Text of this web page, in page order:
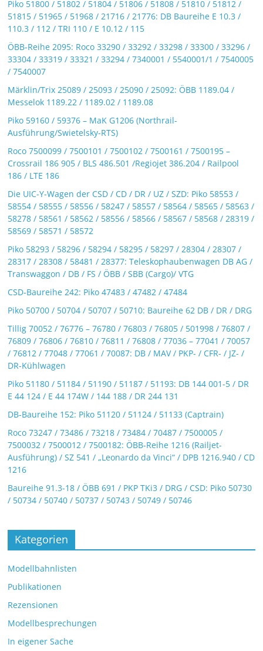
Piko 51800 / 51802 / 51804 / 51806 / 51808 / 51810 / 51812 /
51815 / 51965 / 51968 / 21716 / 21776: DB Baureihe E 10.3 /
110.3 / 112 / TRI 110 / E 10.12 / 115
ÖBB-Reihe 2095: Roco 33290 / 33292 / 33298 / 33300 / 33296 /
33304 / 33319 / 33321 / 33294 / 7340001 / 5540001/1 / 7540005
/ 7540007
Märklin/Trix 25089 / 25093 / 25090 / 25092: ÖBB 1189.04 /
Messelok 1189.22 / 1189.02 / 1189.08
Piko 59160 / 59376 – MaK G1206 (Northrail-
Ausführung/Swietelsky-RTS)
Roco 7500099 / 7500101 / 7500102 / 7500161 / 7500195 –
Crossrail 186 905 / BLS 486.501 /Regiojet 386.204 / Railpool
186 / LTE 186
Die UIC-Y-Wagen der CSD / CD / DR / UZ / SZD: Piko 58553 /
58554 / 58555 / 58556 / 58247 / 58557 / 58564 / 58565 / 58563 /
58278 / 58561 / 58562 / 58556 / 58566 / 58567 / 58568 / 28319 /
58569 / 58571 / 58572
Piko 58293 / 58296 / 58294 / 58295 / 58297 / 28304 / 28307 /
28317 / 28308 / 58481 / 28377: Teleskophaubenwagen DB AG /
Transwaggon / DB / FS / ÖBB / SBB (Cargo)/ VTG
CSD-Baureihe 242: Piko 47483 / 47482 / 47484
Piko 50700 / 50704 / 50707 / 50710: Baureihe 62 DB / DR / DRG
Tillig 70052 / 76776 – 76780 / 76803 / 76805 / 501998 / 76807 /
76809 / 76806 / 76810 / 76811 / 76808 / 77036 – 77041 / 70057
/ 76812 / 77048 / 77061 / 70087: DB / MAV / PKP- / CFR- / JZ- /
DR-Kühlwagen
Piko 51180 / 51184 / 51190 / 51187 / 51193: DB 144 001-5 / DR
E 44 124 / E 44 174W / 144 188 / DR 244 131
DB-Baureihe 152: Piko 51120 / 51124 / 51133 (Captrain)
Roco 73247 / 73486 / 73218 / 73484 / 70487 / 7500005 /
7500032 / 7500012 / 7500182: ÖBB-Reihe 1216 (Railjet-
Ausführung) / SZ 541 / „Leonardo da Vinci“ / DPB 1216.940 / CD
1216
Baureihe 91.3-18 / ÖBB 691 / PKP TKi3 / DRG / CSD: Piko 50730
/ 50734 / 50740 / 50737 / 50743 / 50749 / 50746
Kategorien
Modellbahnlisten
Publikationen
Rezensionen
Modellbesprechungen
In eigener Sache